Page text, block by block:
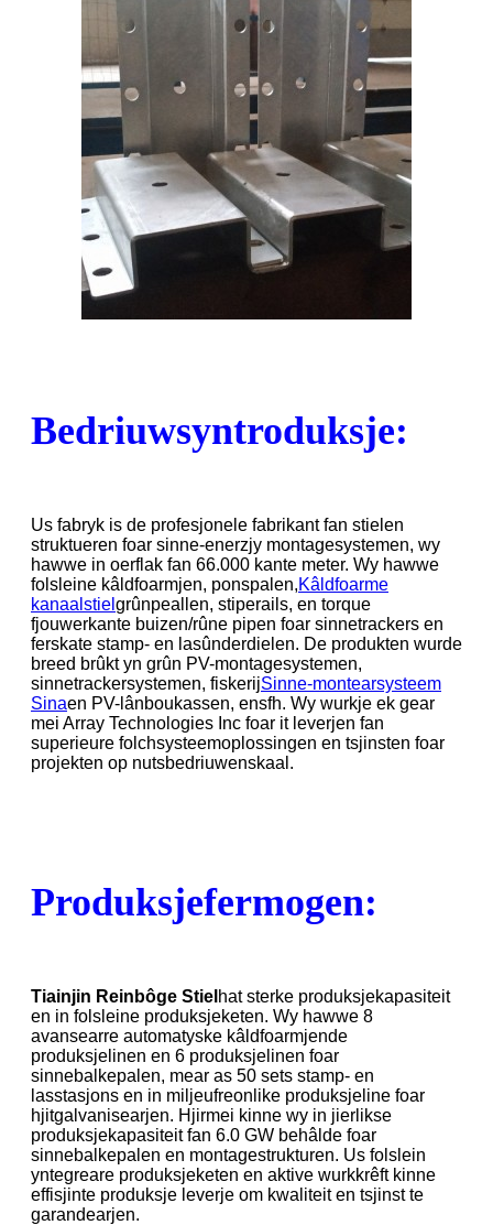
Bedriuwsyntroduksje:
Us fabryk is de profesjonele fabrikant fan stielen
struktueren foar sinne-enerzjy montagesystemen, wy
hawwe in oerflak fan 66.000 kante meter. Wy hawwe
folsleine kâldfoarmjen, ponspalen,Kâldfoarme
kanaalstiel grûnpeallen, stiperails, en torque
fjouwerkante buizen/rûne pipen foar sinnetrackers en
ferskate stamp- en lasûnderdielen. De produkten wurde
breed brûkt yn grûn PV-montagesystemen,
sinnetrackersystemen, fiskerijSinne-montearsysteem
Sinaen PV-lânboukassen, ensfh. Wy wurkje ek gear
mei Array Technologies Inc foar it leverjen fan
superieure folchsysteemoplossingen en tsjinsten foar
projekten op nutsbedriuwenskaal.
Produksjefermogen:
Tiainjin Reinbôge Stiel hat sterke produksjekapasiteit
en in folsleine produksjeketen. Wy hawwe 8
avansearre automatyske kâldfoarmjende
produksjelinen en 6 produksjelinen foar
sinnebalkepalen, mear as 50 sets stamp- en
lasstasjons en in miljeufreonlike produksjeline foar
hjitgalvanisearjen. Hjirmei kinne wy ​​in jierlikse
produksjekapasiteit fan 6.0 GW behâlde foar
sinnebalkepalen en montagestrukturen. Us folslein
yntegreare produksjeketen en aktive wurkkrêft kinne
effisjinte produksje leverje om kwaliteit en tsjinst te
garandearjen.